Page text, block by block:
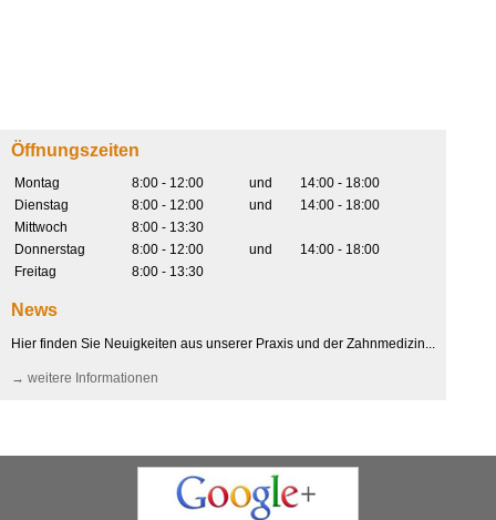
Öffnungszeiten
Montag 8:00 - 12:00 und
14:00 - 18:00
Dienstag
8:00 - 12:00 und
14:00 - 18:00
Mittwoch
8:00 - 13:30
Donnerstag
8:00 - 12:00 und
14:00 - 18:00
Freitag
8:00 - 13:30
News
Hier finden Sie Neuigkeiten aus unserer Praxis und der Zahnmedizin...
→ weitere Informationen